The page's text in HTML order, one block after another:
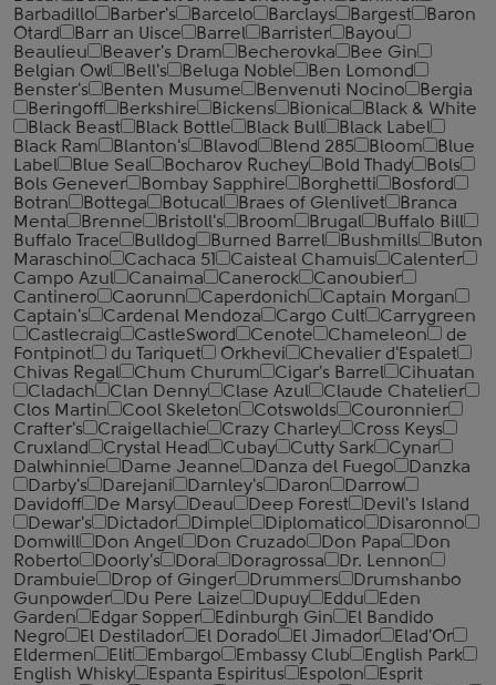
Barbadillo
Barber's Barcelo Barclays Bargest
Baron
Otard
Barr an Uisce Barrel Barrister
Bayou
Beaulieu
Beaver's Dram Becherovka
Bee Gin
Belgian Owl
Bell's Beluga Noble
Ben Lomond
Benster's
Benten Musume Benvenuti Nocino
Bergia
Beringoff
Berkshire Bickens Bionica
Black & White
Black Beast
Black Bottle Black Bull
Black Label
Black Ram
Blanton's Blavod Blend 285 Bloom
Blue
Label
Blue Seal Bocharov Ruchey Bold Thady
Bols
Bols Genever
Bombay Sapphire Borghetti
Bosford
Botran
Bottega Botucal Braes of Glenlivet
Branca
Menta
Brenne Bristoll's Broom Brugal
Buffalo Bill
Buffalo Trace
Bulldog Burned Barrel Bushmills
Buton
Maraschino
Cachaca 51 Caisteal Chamuis
Calenter
Campo Azul
Canaima Canerock
Canoubier
Cantinero
Caorunn Caperdonich
Captain Morgan
Captain's
Cardenal Mendoza Cargo Cult
Carrygreen
Castlecraig
CastleSword Cenote Chameleon
de
Fontpinot
du Tariquet Orkhevi
Chevalier d'Espalet
Chivas Regal
Chum Churum Cigar's Barrel
Cihuatan
Cladach
Clan Denny Clase Azul
Claude Chatelier
Clos Martin
Cool Skeleton Cotswolds
Couronnier
Crafter's
Craigellachie Crazy Charley
Cross Keys
Cruxland
Crystal Head Cubay Cutty Sark
Cynar
Dalwhinnie
Dame Jeanne Danza del Fuego
Danzka
Darby's
Darejani Darnley's Daron
Darrow
Davidoff
De Marsy Deau Deep Forest
Devil's Island
Dewar's
Dictador Dimple Diplomatico
Disaronno
Domwill
Don Angel Don Cruzado Don Papa
Don
Roberto
Doorly's Dora Doragrossa
Dr. Lennon
Drambuie
Drop of Ginger Drummers
Drumshanbo
Gunpowder
Du Pere Laize Dupuy Eddu
Eden
Garden
Edgar Sopper Edinburgh Gin
El Bandido
Negro
El Destilador El Dorado El Jimador
Elad'Or
Eldermen
Elit Embargo Embassy Club
English Park
English Whisky
Espanta Espiritus Espolon
Esprit